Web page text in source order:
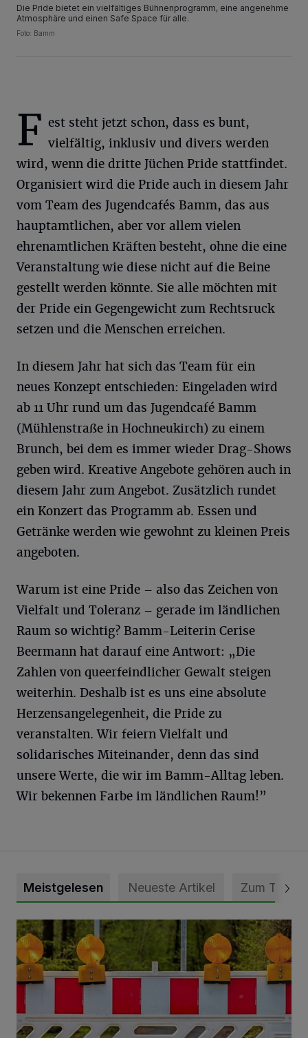
Die Pride bietet ein vielfältiges Bühnenprogramm, eine angenehme
Atmosphäre und einen Safe Space für alle.
Foto: Bamm
F est steht jetzt schon, dass es bunt,
vielfältig, inklusiv und divers werden
wird, wenn die dritte Jüchen Pride stattfindet.
Organisiert wird die Pride auch in diesem Jahr
vom Team des Jugendcafés Bamm, das aus
hauptamtlichen, aber vor allem vielen
ehrenamtlichen Kräften besteht, ohne die eine
Veranstaltung wie diese nicht auf die Beine
gestellt werden könnte. Sie alle möchten mit
der Pride ein Gegengewicht zum Rechtsruck
setzen und die Menschen erreichen.
In diesem Jahr hat sich das Team für ein
neues Konzept entschieden: Eingeladen wird
ab 11 Uhr rund um das Jugendcafé Bamm
(Mühlenstraße in Hochneukirch) zu einem
Brunch, bei dem es immer wieder Drag-Shows
geben wird. Kreative Angebote gehören auch in
diesem Jahr zum Angebot. Zusätzlich rundet
ein Konzert das Programm ab. Essen und
Getränke werden wie gewohnt zu kleinen Preis
angeboten.
Warum ist eine Pride – also das Zeichen von
Vielfalt und Toleranz – gerade im ländlichen
Raum so wichtig? Bamm-Leiterin Cerise
Beermann hat darauf eine Antwort: „Die
Zahlen von queerfeindlicher Gewalt steigen
weiterhin. Deshalb ist es uns eine absolute
Herzensangelegenheit, die Pride zu
veranstalten. Wir feiern Vielfalt und
solidarisches Miteinander, denn das sind
unsere Werte, die wir im Bamm-Alltag leben.
Wir bekennen Farbe im ländlichen Raum!”
Meistgelesen Neueste Artikel Zum Thema
Vollsperrung der Talstraße in Grevenbroich-Kapellen